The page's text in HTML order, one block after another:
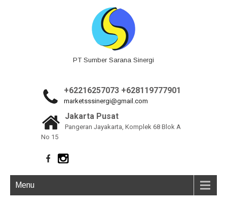
PT Sumber Sarana Sinergi
+62216257073 +628119777901
marketsssinergi@gmail.com
Jakarta Pusat
Pangeran Jayakarta, Komplek 68 Blok A
No 15
Menu